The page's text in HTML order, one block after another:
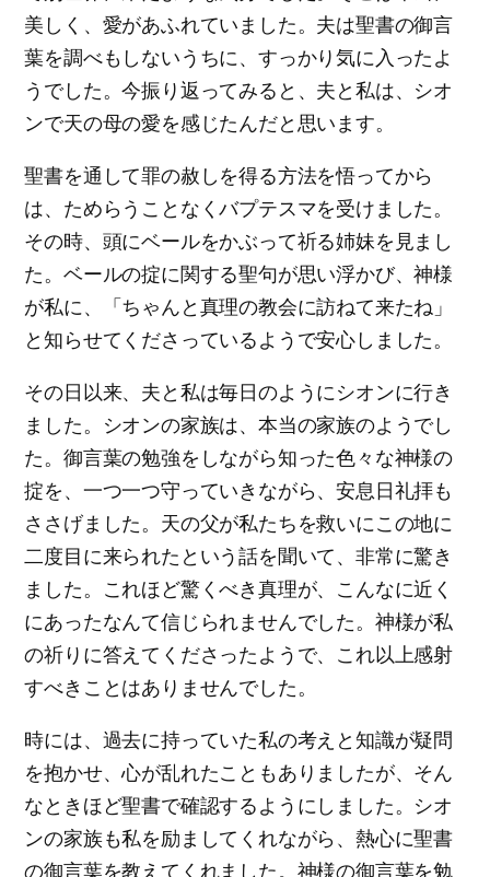
美しく、愛があふれていました。夫は聖書の御言
葉を調べもしないうちに、すっかり気に入ったよ
うでした。今振り返ってみると、夫と私は、シオ
ンで天の母の愛を感じたんだと思います。
聖書を通して罪の赦しを得る方法を悟ってから
は、ためらうことなくバプテスマを受けました。
その時、頭にベールをかぶって祈る姉妹を見まし
た。ベールの掟に関する聖句が思い浮かび、神様
が私に、「ちゃんと真理の教会に訪ねて来たね」
と知らせてくださっているようで安心しました。
その日以来、夫と私は毎日のようにシオンに行き
ました。シオンの家族は、本当の家族のようでし
た。御言葉の勉強をしながら知った色々な神様の
掟を、一つ一つ守っていきながら、安息日礼拝も
ささげました。天の父が私たちを救いにこの地に
二度目に来られたという話を聞いて、非常に驚き
ました。これほど驚くべき真理が、こんなに近く
にあったなんて信じられませんでした。神様が私
の祈りに答えてくださったようで、これ以上感射
すべきことはありませんでした。
時には、過去に持っていた私の考えと知識が疑問
を抱かせ、心が乱れたこともありましたが、そん
なときほど聖書で確認するようにしました。シオ
ンの家族も私を励ましてくれながら、熱心に聖書
の御言葉を教えてくれました。神様の御言葉を勉